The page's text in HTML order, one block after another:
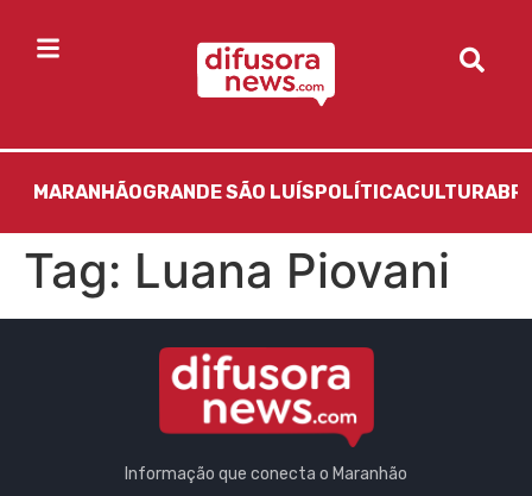
MARANHÃOGRANDE SÃO LUÍS POLÍTICACULTURA
Tag: Luana Piovani
Informação que conecta o Maranhão